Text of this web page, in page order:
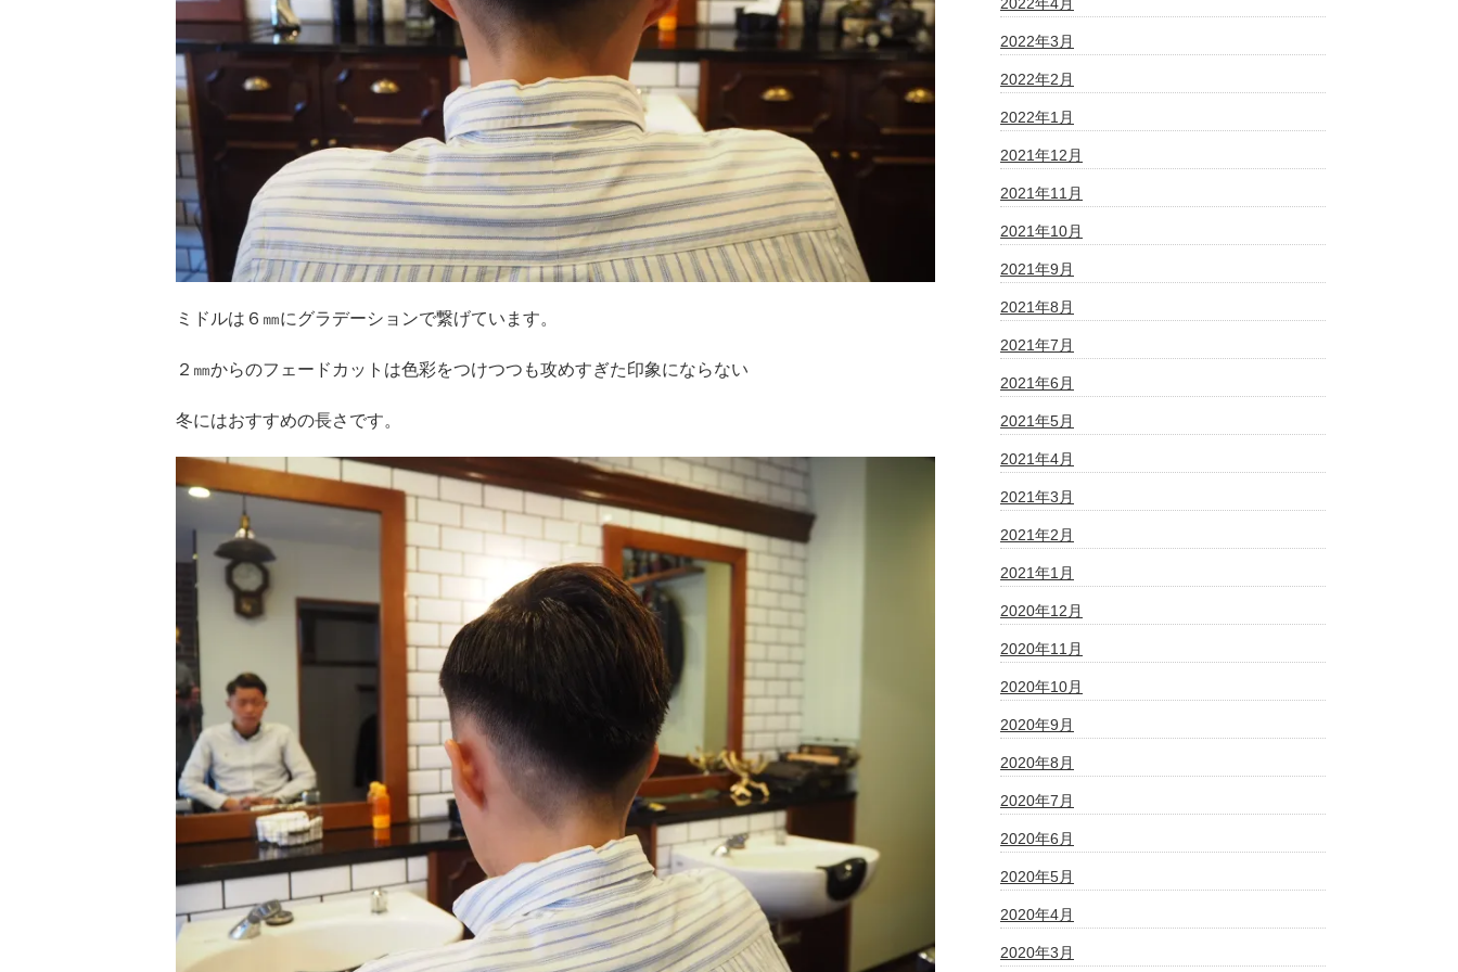
ミドルは６㎜にグラデーションで繋げています。
２㎜からのフェードカットは色彩をつけつつも攻めすぎた印象にならない
冬にはおすすめの長さです。
2022年3月
2022年2月
2022年1月
2021年12月
2021年11月
2021年10月
2021年9月
2021年8月
2021年7月
2021年6月
2021年5月
2021年4月
2021年3月
2021年2月
2021年1月
2020年12月
2020年11月
2020年10月
2020年9月
2020年8月
2020年7月
2020年6月
2020年5月
2020年4月
2020年3月